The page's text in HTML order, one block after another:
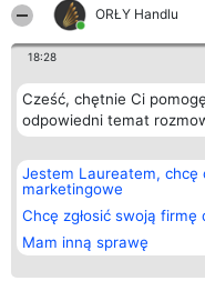
ORŁY Handlu
18:28
Cześć, chętnie Ci
odpowiedni temat
Jestem Laureatem, chcę
marketingowe
Chcę zgłosić swoją firmę
Mam inną sprawę
Organizator plebiscytu
Bright Side Solutions sp. z o.
o. sp. k.
ul. Ruska 22
Wrocław 50-079
KRS 0000749100 | Regon
381313360 | NIP 8943132676